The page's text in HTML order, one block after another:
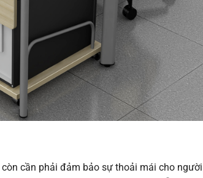
còn cần phải đảm bảo sự thoải mái cho